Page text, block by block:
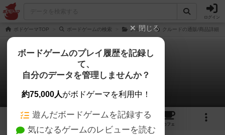
ログイン
ボドゲーマTOP ボードゲームの検索 クルー クルードの通販/商品詳細
クルード
ナオトさんのレビュー
8 13
カフェ
閉じる
ボードゲームのプレイ履歴を記録し
て、
自分のデータを管理しませんか？
約75,000人がボドゲーマを利用中！
遊んだボードゲームを記録する
気になるゲームのレビューを読む